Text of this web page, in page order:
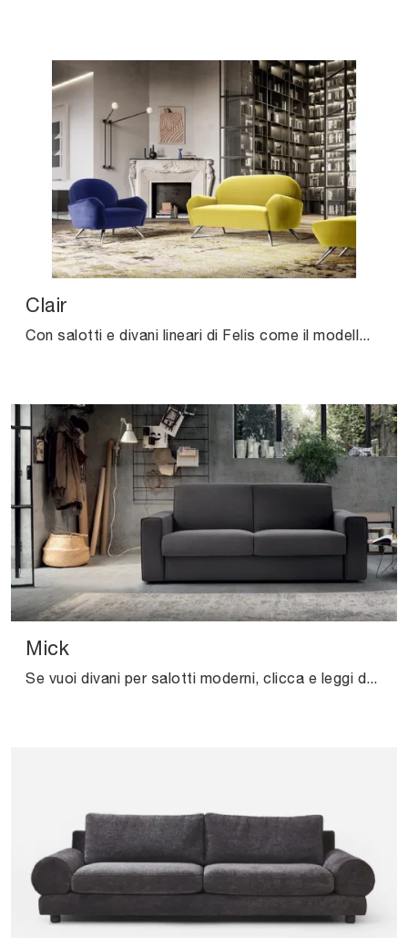
Clair
Mick
Se vuoi divani per salotti moderni, clicca e leggi di più sul modello Mick in tessuto della firma Felis.